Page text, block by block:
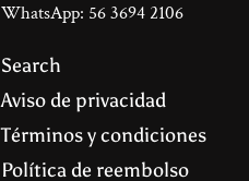
WhatsApp: 56 3694 2106
Search
Aviso de privacidad
Términos y condiciones
Política de reembolso